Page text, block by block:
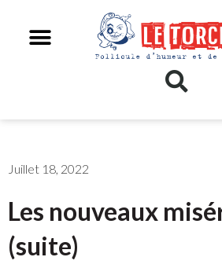
Juillet 18, 2022
Les nouveaux
(suite)